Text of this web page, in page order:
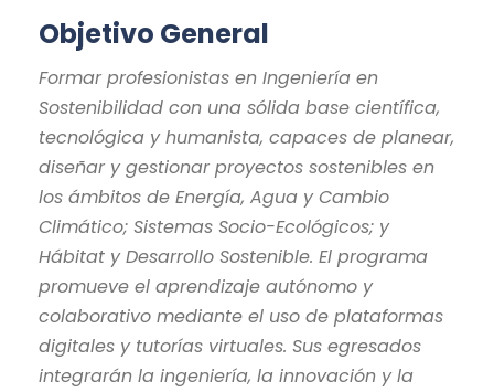
Objetivo General
Formar profesionistas en Ingeniería en
Sostenibilidad con una sólida base científica,
tecnológica y humanista, capaces de planear,
diseñar y gestionar proyectos sostenibles en
los ámbitos de Energía, Agua y Cambio
Climático; Sistemas Socio-Ecológicos; y
Hábitat y Desarrollo Sostenible. El programa
promueve el aprendizaje autónomo y
colaborativo mediante el uso de plataformas
digitales y tutorías virtuales. Sus egresados
integrarán la ingeniería, la innovación y la